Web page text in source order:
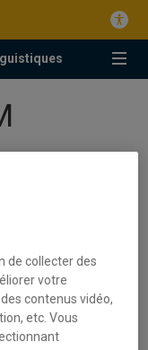
de collecter des
votre
contenus vidéo,
etc. Vous